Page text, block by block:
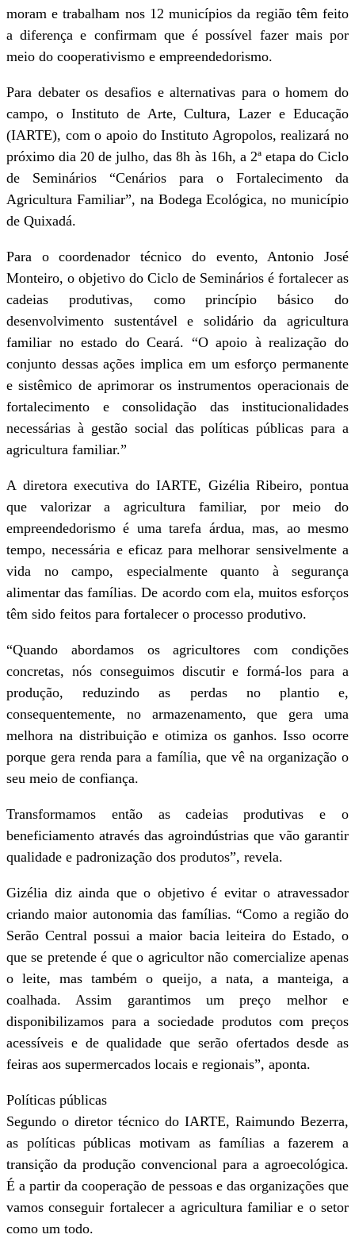
moram e trabalham nos 12 municípios da região têm feito
a diferença e confirmam que é possível fazer mais por
meio do cooperativismo e empreendedorismo.
Para debater os desafios e alternativas para o homem do
campo, o Instituto de Arte, Cultura, Lazer e Educação
(IARTE), com o apoio do Instituto Agropolos, realizará no
próximo dia 20 de julho, das 8h às 16h, a 2ª etapa do Ciclo
de Seminários “Cenários para o Fortalecimento da
Agricultura Familiar”, na Bodega Ecológica, no município
de Quixadá.
Para o coordenador técnico do evento, Antonio José
Monteiro, o objetivo do Ciclo de Seminários é fortalecer as
cadeias produtivas, como princípio básico do
desenvolvimento sustentável e solidário da agricultura
familiar no estado do Ceará. “O apoio à realização do
conjunto dessas ações implica em um esforço permanente
e sistêmico de aprimorar os instrumentos operacionais de
fortalecimento e consolidação das institucionalidades
necessárias à gestão social das políticas públicas para a
agricultura familiar.”
A diretora executiva do IARTE, Gizélia Ribeiro, pontua
que valorizar a agricultura familiar, por meio do
empreendedorismo é uma tarefa árdua, mas, ao mesmo
tempo, necessária e eficaz para melhorar sensivelmente a
vida no campo, especialmente quanto à segurança
alimentar das famílias. De acordo com ela, muitos esforços
têm sido feitos para fortalecer o processo produtivo.
“Quando abordamos os agricultores com condições
concretas, nós conseguimos discutir e formá-los para a
produção, reduzindo as perdas no plantio e,
consequentemente, no armazenamento, que gera uma
melhora na distribuição e otimiza os ganhos. Isso ocorre
porque gera renda para a família, que vê na organização o
seu meio de confiança.
Transformamos então as cadeias produtivas e o
beneficiamento através das agroindústrias que vão garantir
qualidade e padronização dos produtos”, revela.
Gizélia diz ainda que o objetivo é evitar o atravessador
criando maior autonomia das famílias. “Como a região do
Serão Central possui a maior bacia leiteira do Estado, o
que se pretende é que o agricultor não comercialize apenas
o leite, mas também o queijo, a nata, a manteiga, a
coalhada. Assim garantimos um preço melhor e
disponibilizamos para a sociedade produtos com preços
acessíveis e de qualidade que serão ofertados desde as
feiras aos supermercados locais e regionais”, aponta.
Políticas públicas
Segundo o diretor técnico do IARTE, Raimundo Bezerra,
as políticas públicas motivam as famílias a fazerem a
transição da produção convencional para a agroecológica.
É a partir da cooperação de pessoas e das organizações que
vamos conseguir fortalecer a agricultura familiar e o setor
como um todo.